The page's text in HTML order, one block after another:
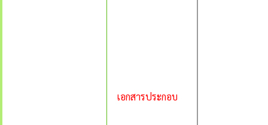
เอกสารประกอบ